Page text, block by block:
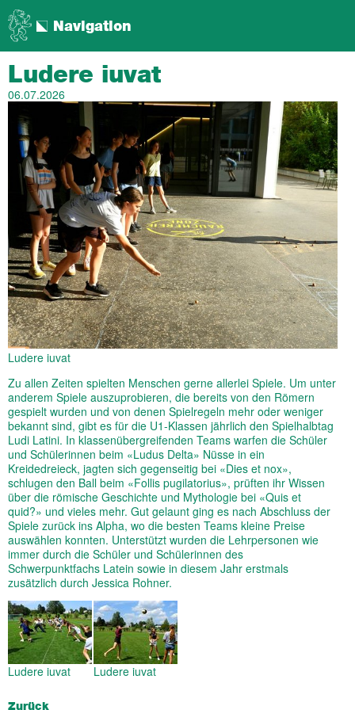
Navigation
Ludere iuvat
06.07.2026
Ludere iuvat
Zu allen Zeiten spielten Menschen gerne allerlei Spiele. Um unter
anderem Spiele auszuprobieren, die bereits von den Römern
gespielt wurden und von denen Spielregeln mehr oder weniger
bekannt sind, gibt es für die U1-Klassen jährlich den Spielhalbtag
Ludi Latini. In klassenübergreifenden Teams warfen die Schüler
und Schülerinnen beim «Ludus Delta» Nüsse in ein
Kreidedreieck, jagten sich gegenseitig bei «Dies et nox»,
schlugen den Ball beim «Follis pugilatorius», prüften ihr Wissen
über die römische Geschichte und Mythologie bei «Quis et
quid?» und vieles mehr. Gut gelaunt ging es nach Abschluss der
Spiele zurück ins Alpha, wo die besten Teams kleine Preise
auswählen konnten. Unterstützt wurden die Lehrpersonen wie
immer durch die Schüler und Schülerinnen des
Schwerpunktfachs Latein sowie in diesem Jahr erstmals
zusätzlich durch Jessica Rohner.
Ludere iuvat Ludere iuvat
Zurück